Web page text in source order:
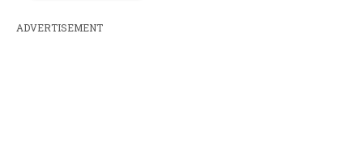
ADVERTISEMENT